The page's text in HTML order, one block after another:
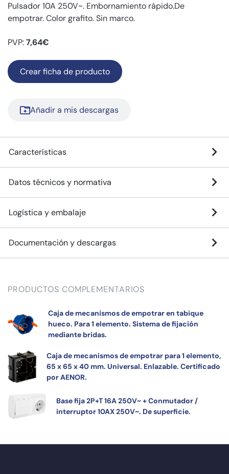
Pulsador 10A 250V~. Embornamiento rápido.De
empotrar. Color grafito. Sin marco.
PVP:7,64€
Crear ficha de producto
Añadir a mis descargas
Características
Datos técnicos y normativa
Logística y embalaje
Documentación y descargas
PRODUCTOS COMPLEMENTARIOS
Caja de mecanismos de empotrar en tabique
hueco. Para 1 elemento. Sistema de fijación
mediante bridas.
Caja de mecanismos de empotrar para 1 elemento,
65 x 65 x 40 mm. Universal. Enlazable. Certificado
por AENOR.
Base fija 2P+T 16A 250V~ + Conmutador /
interruptor 10AX 250V~. De superficie.